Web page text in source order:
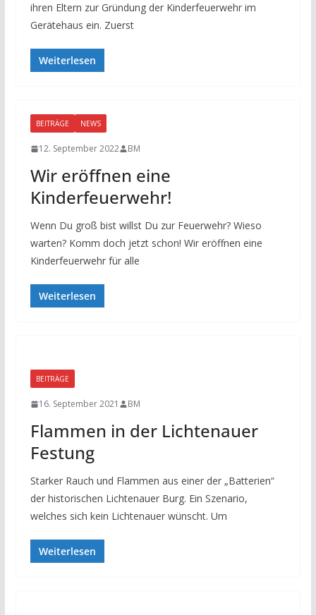
ihren Eltern zur Gründung der Kinderfeuerwehr im
Gerätehaus ein. Zuerst
Weiterlesen
BEITRÄGE NEWS
12. September 2022 BM
Wir eröffnen eine
Kinderfeuerwehr!
Wenn Du groß bist willst Du zur Feuerwehr? Wieso
warten? Komm doch jetzt schon! Wir eröffnen eine
Kinderfeuerwehr für alle
Weiterlesen
BEITRÄGE
16. September 2021 BM
Flammen in der Lichtenauer
Festung
Starker Rauch und Flammen aus einer der „Batterien“
der historischen Lichtenauer Burg. Ein Szenario,
welches sich kein Lichtenauer wünscht. Um
Weiterlesen